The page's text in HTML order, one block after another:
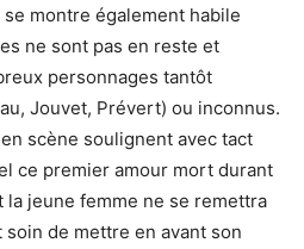
montre également habile
ne sont pas en reste et
personnages tantôt
Jouvet, Prévert) ou inconnus.
scène soulignent avec tact
ce premier amour mort durant
la jeune femme ne se remettra
de mettre en avant son